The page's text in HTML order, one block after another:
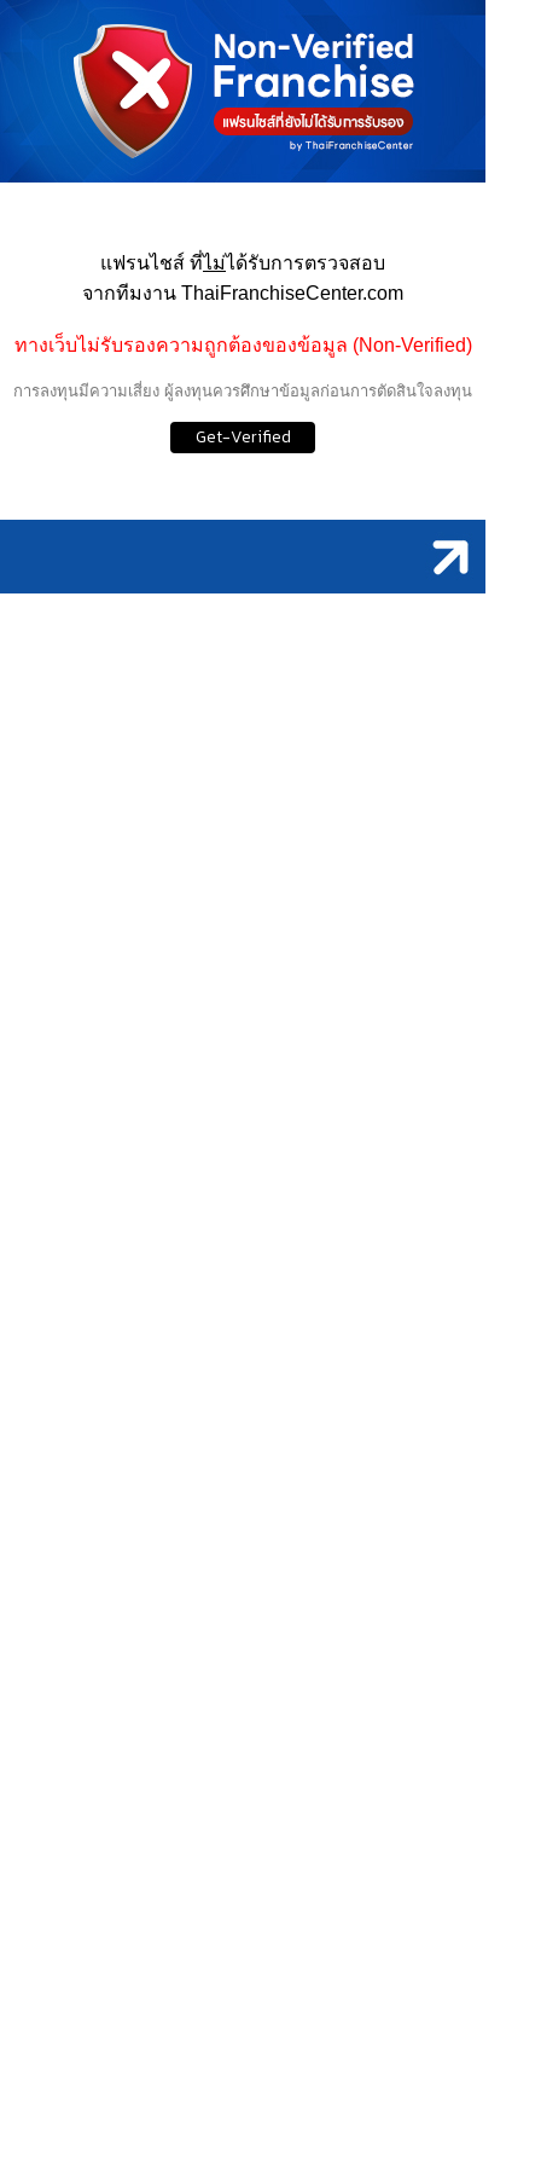
แฟรนไชส์ ที่ไม่ได้รับการตรวจสอบ
จากทีมงาน ThaiFranchiseCenter.com
ทางเว็บไม่รับรองความถูกต้องของข้อมูล (Non-Verified)
การลงทุนมีความเสี่ยง ผู้ลงทุนควรศึกษาข้อมูลก่อนการตัดสินใจลงทุน
Get-Verified